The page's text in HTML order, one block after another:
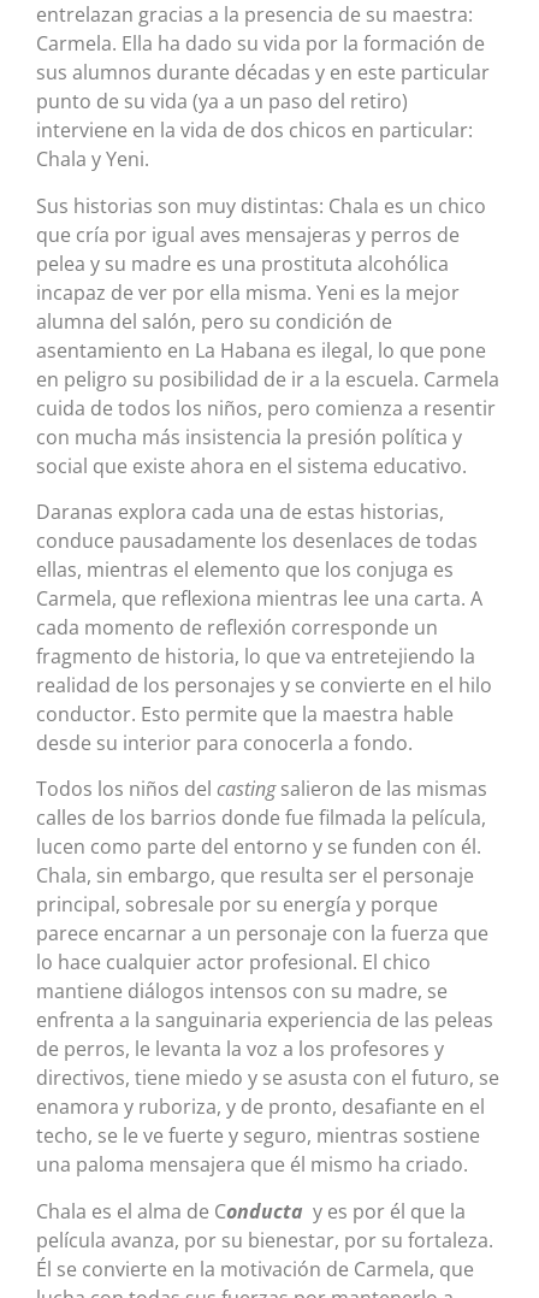
entrelazan gracias a la presencia de su maestra:
Carmela. Ella ha dado su vida por la formación de
sus alumnos durante décadas y en este particular
punto de su vida (ya a un paso del retiro)
interviene en la vida de dos chicos en particular:
Chala y Yeni.
Sus historias son muy distintas: Chala es un chico
que cría por igual aves mensajeras y perros de
pelea y su madre es una prostituta alcohólica
incapaz de ver por ella misma. Yeni es la mejor
alumna del salón, pero su condición de
asentamiento en La Habana es ilegal, lo que pone
en peligro su posibilidad de ir a la escuela. Carmela
cuida de todos los niños, pero comienza a resentir
con mucha más insistencia la presión política y
social que existe ahora en el sistema educativo.
Daranas explora cada una de estas historias,
conduce pausadamente los desenlaces de todas
ellas, mientras el elemento que los conjuga es
Carmela, que reflexiona mientras lee una carta. A
cada momento de reflexión corresponde un
fragmento de historia, lo que va entretejiendo la
realidad de los personajes y se convierte en el hilo
conductor. Esto permite que la maestra hable
desde su interior para conocerla a fondo.
Todos los niños del castingsalieron de las mismas
calles de los barrios donde fue filmada la película,
lucen como parte del entorno y se funden con él.
Chala, sin embargo, que resulta ser el personaje
principal, sobresale por su energía y porque
parece encarnar a un personaje con la fuerza que
lo hace cualquier actor profesional. El chico
mantiene diálogos intensos con su madre, se
enfrenta a la sanguinaria experiencia de las peleas
de perros, le levanta la voz a los profesores y
directivos, tiene miedo y se asusta con el futuro, se
enamora y ruboriza, y de pronto, desafiante en el
techo, se le ve fuerte y seguro, mientras sostiene
una paloma mensajera que él mismo ha criado.
Chala es el alma de Conducta y es por él que la
película avanza, por su bienestar, por su fortaleza.
Él se convierte en la motivación de Carmela, que